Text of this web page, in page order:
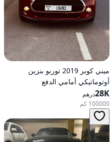
ميني كوبر 2019 توربو بنزين
أوتوماتيكي أمامي الدفع
28Kدرهم
100000 كم